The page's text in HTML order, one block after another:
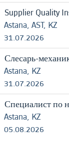
Supplier Quality
Astana, AST, KZ
31.07.2026
Слесарь-
Astana, KZ
31.07.2026
Специалист по
Astana, KZ
05.08.2026